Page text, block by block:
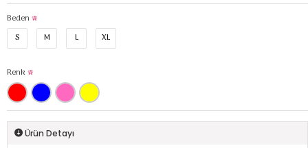
Beden
S M L XL
Renk
Ürün Detayı